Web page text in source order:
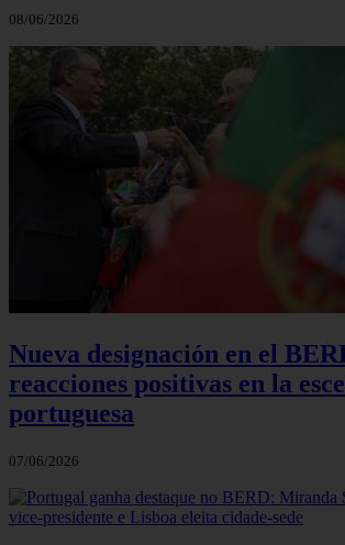
08/06/2026
Nueva designación en el
reacciones positivas en la
portuguesa
07/06/2026